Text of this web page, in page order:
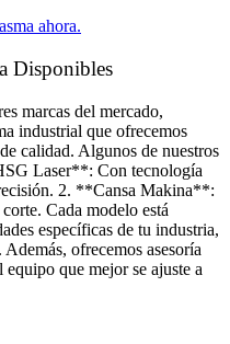
ahora.
Disponibles​
marcas del mercado,
industrial que ofrecemos
calidad. Algunos de nuestros
Laser**: Con tecnología
2. **Cansa Makina**:
Cada modelo está
específicas de tu industria,
ofrecemos asesoría
que mejor se ajuste a